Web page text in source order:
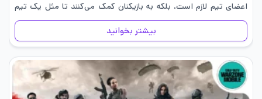
اعضای تیم لازم است، بلکه به بازیکنان کمک می‌کنند تا مثل یک تیم
هماهنگ عمل کنند.از…
بیشتر بخوانید